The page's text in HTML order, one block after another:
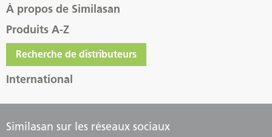
À propos de Similasan
Produits A-Z
Recherche de distributeurs
International
Similasan sur les réseaux sociaux